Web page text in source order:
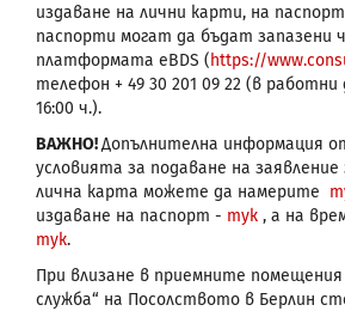
издаване на лични карти, на
паспорти могат да бъдат запазени
платформата eBDS (https://www.
телефон + 49 30 201 09 22 (в работни
16:00 ч.).
ВАЖНО!Допълнителна информация
условията за подаване на заявление
лична карта можете да намерите
издаване на паспорт - тук , а на
тук.
При влизане в приемните помещения
служба“ на Посолството в Берлин